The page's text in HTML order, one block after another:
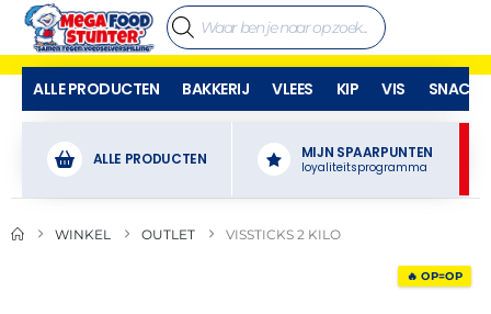
ALLE PRODUCTEN BAKKERIJ VLEES KIP VIS SNACKS
ALLE PRODUCTEN MIJN SPAARPUNTEN
loyaliteitsprogramma
WINKEL OUTLET VISSTICKS 2 KILO
🔥 OP=OP